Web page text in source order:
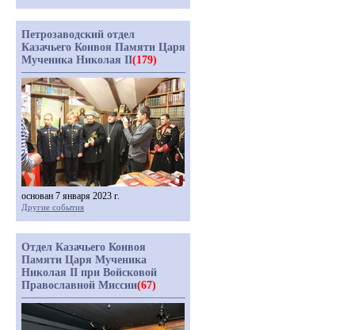
Петрозаводский отдел
Казачьего Конвоя Памяти Царя
Мученика Николая II(179)
основан 7 января 2023 г.
Другие события
Отдел Казачьего Конвоя
Памяти Царя Мученика
Николая II при Войсковой
Православной Миссии(67)